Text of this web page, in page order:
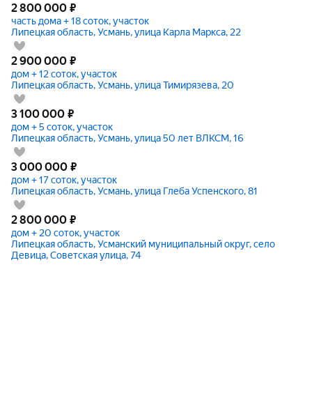
2 800 000 ₽
часть дома + 18 соток, участок
Липецкая область, Усмань, улица Карла Маркса, 22
2 900 000 ₽
дом + 12 соток, участок
Липецкая область, Усмань, улица Тимирязева, 20
3 100 000 ₽
дом + 5 соток, участок
Липецкая область, Усмань, улица 50 лет ВЛКСМ, 16
3 000 000 ₽
дом + 17 соток, участок
Липецкая область, Усмань, улица Глеба Успенского, 81
2 800 000 ₽
дом + 20 соток, участок
Липецкая область, Усманский муниципальный округ, село
Девица, Советская улица, 74